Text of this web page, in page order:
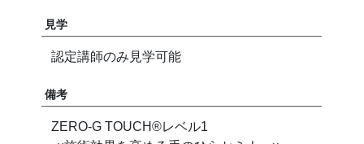
見学
認定講師のみ見学可能
備考
ZERO-G TOUCH®︎レベル1